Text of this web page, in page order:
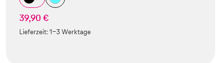
39,90 €
Lieferzeit:1-3 Werktage